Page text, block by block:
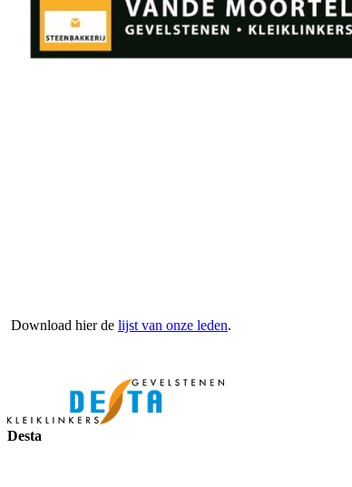
Download hier de lijst van onze leden.
Desta